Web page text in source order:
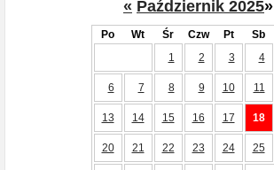
« Październik 2025»
Po Wt Śr Czw Pt Sb
1
2 3 4
6 7 8 9 10 11
13 14 15 16 17 18
20 21 22 23 24 25